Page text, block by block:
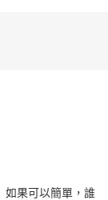
如果可以簡單，誰